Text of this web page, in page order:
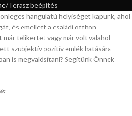
Terasz beépítés
hangulatú helyiséget kapunk, ahol
és emellett a családi otthon
télikertet vagy már volt valahol
szubjektív pozitív emlék hatására
is megvalósítani? Segítünk Önnek